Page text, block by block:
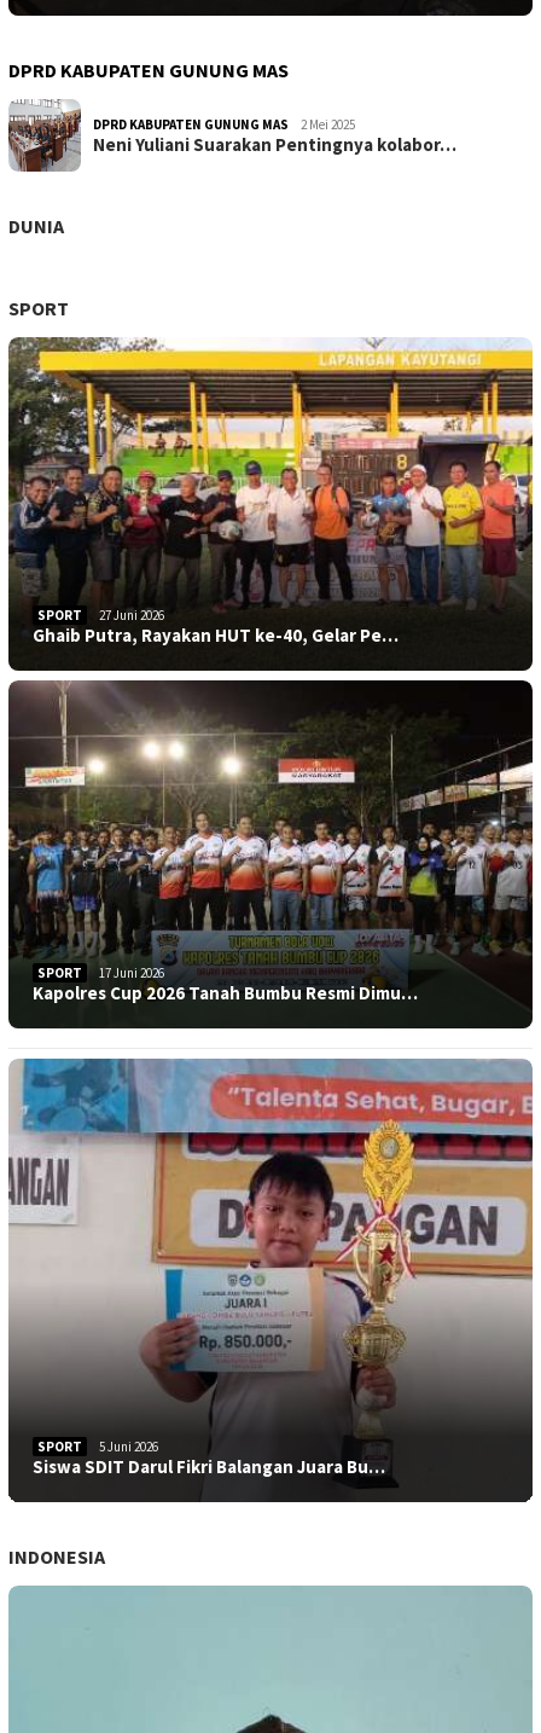
DPRD KABUPATEN GUNUNG MAS
DPRD KABUPATEN GUNUNG MAS 2 Mei 2025
Neni Yuliani Suarakan Pentingnya kolabor…
DUNIA
SPORT
SPORT 27 Juni 2026
Ghaib Putra, Rayakan HUT ke-40, Gelar Pe…
SPORT 17 Juni 2026
Kapolres Cup 2026 Tanah Bumbu Resmi Dimu…
SPORT 5 Juni 2026
Siswa SDIT Darul Fikri Balangan Juara Bu…
INDONESIA